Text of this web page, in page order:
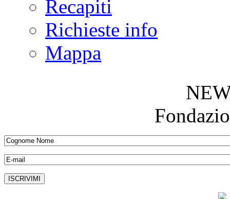
Recapiti
Richieste info
Mappa